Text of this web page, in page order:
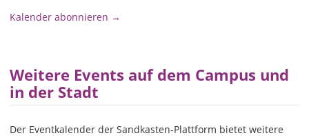
Kalender abonnieren →
Weitere Events auf dem Campus und
in der Stadt
Der Eventkalender der Sandkasten-Plattform bietet weitere